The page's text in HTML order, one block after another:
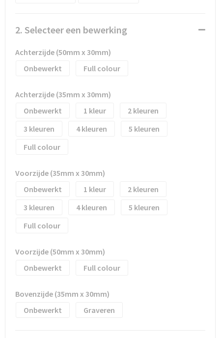
Reistassen
Reistassensets
Rugzakken bedrukken
Schoenentassen
Sporttassen
Strandtassen
Tablettassen
Waterbestendige tassen
Veiligheidsvesten en Veiligheidshesjes
Vesten
Oog- en gelaatsbescherming
Gehoorbescherming
Valbeveiliging
2. Selecteer een bewerking
Achterzijde (50mm x 30mm)
Onbewerkt
Full colour
Achterzijde (35mm x 30mm)
Onbewerkt
1
2
3
4
5
Full colour
Voorzijde (35mm x 30mm)
Onbewerkt
1
2
3
4
5
Full colour
Voorzijde (50mm x 30mm)
Onbewerkt
Full colour
Bovenzijde (35mm x 30mm)
Onbewerkt
Graveren